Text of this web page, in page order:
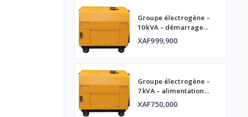
Groupe électrogène –
10 kVA – démarrage
automatique et
affichage digital
XAF999,900
Groupe électrogène –
7 kVA – alimentation
fiable
XAF750,000